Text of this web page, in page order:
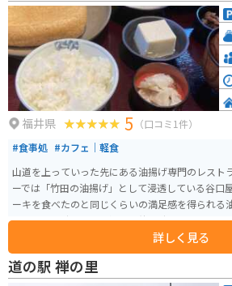
が多いです。駐車場も直ぐ近くにありお参りしや
好きな人にはオススメです。
福井県 5 （口コミ1件）
#食事処 #カフェ｜軽食
山道を上っていった先にある油揚げ専門のレスト
ーでは「竹田の油揚げ」として浸透している谷口
ーキを食べたのと同じくらいの満足感を得られる
日や連休の時はとても混み、待ち時間も長いので
詳しく見る
道の駅 禅の里